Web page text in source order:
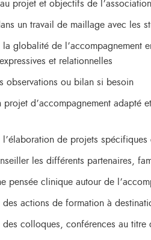
projet et objectifs de
un travail de maillage avec les
la globalité de l’accompagnement
et relationnelles
observations ou bilan si besoin
projet d’accompagnement
l’élaboration de projets
les différents partenaires,
pensée clinique autour de
des actions de formation à
des colloques, conférences au